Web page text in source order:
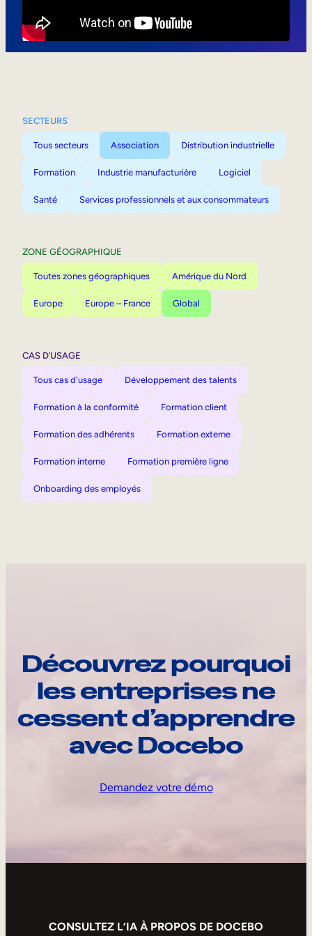
SECTEURS
Tous secteurs Association Distribution industrielle
Formation Industrie manufacturière Logiciel
Santé Services professionnels et aux consommateurs
ZONE GÉOGRAPHIQUE
Toutes zones géographiques Amérique du Nord
Europe Europe – France Global
CAS D’USAGE
Tous cas d'usage Développement des talents
Formation à la conformité Formation client
Formation des adhérents Formation externe
Formation interne Formation première ligne
Onboarding des employés
Découvrez pourquoi
les entreprises ne
cessent d’apprendre
avec Docebo
Demandez votre démo
CONSULTEZ L’IA À PROPOS DE DOCEBO